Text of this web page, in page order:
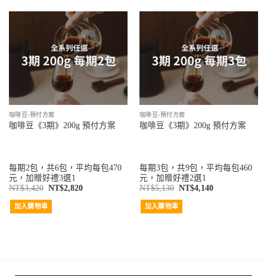
咖啡豆-預付方案
咖啡豆《3期》200g 預付方案
每期2包，共6包，平均每包470
元，加贈好禮3選1
NT$3,420 NT$2,820
加入購物車
咖啡豆-預付方案
咖啡豆《3期》200g 預付方案
每期3包，共9包，平均每包460
元，加贈好禮2選1
NT$5,130 NT$4,140
加入購物車